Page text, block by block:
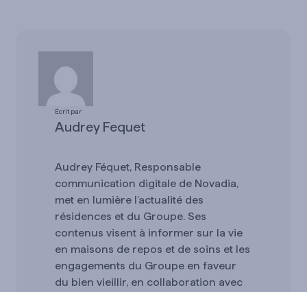
Écrit par
Audrey Fequet
Audrey Féquet, Responsable
communication digitale de Novadia,
met en lumière l’actualité des
résidences et du Groupe. Ses
contenus visent à informer sur la vie
en maisons de repos et de soins et les
engagements du Groupe en faveur
du bien vieillir, en collaboration avec